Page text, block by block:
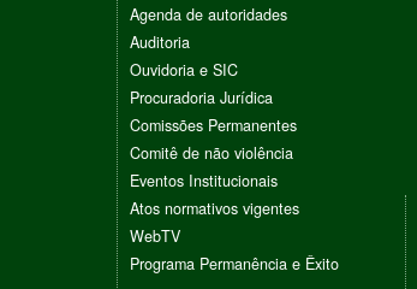
Agenda de autoridades
Auditoria
Ouvidoria e SIC
Procuradoria Jurídica
Comissões Permanentes
Comitê de não violência
Eventos Institucionais
Atos normativos vigentes
WebTV
Programa Permanência e Êxito